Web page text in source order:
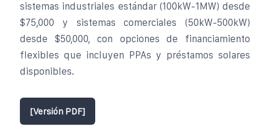
sistemas industriales estándar (100kW-1MW) desde
$75,000 y sistemas comerciales (50kW-500kW)
desde $50,000, con opciones de financiamiento
flexibles que incluyen PPAs y préstamos solares
disponibles.
[Versión PDF]